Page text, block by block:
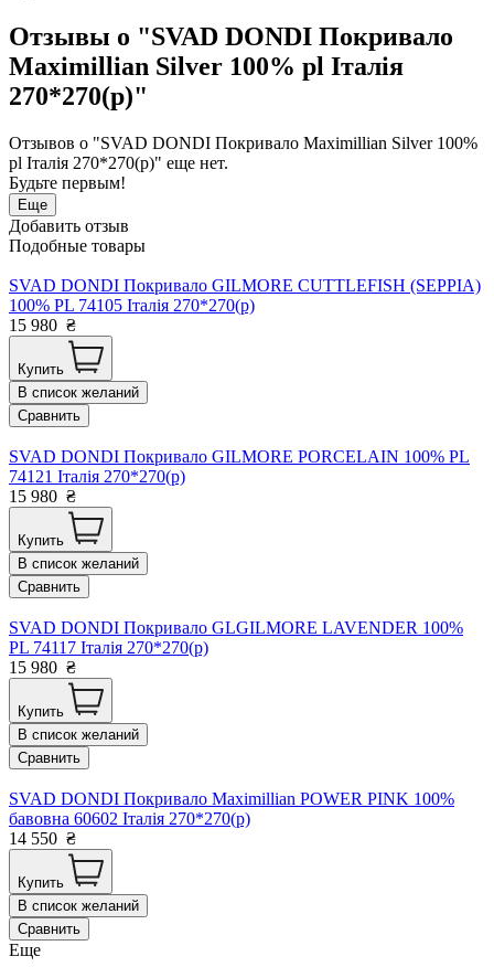
Отзывы о "SVAD DONDI Покривало
Maximillian Silver 100% pl Італія
270*270(р)"
Отзывов о "SVAD DONDI Покривало Maximillian Silver 100%
pl Італія 270*270(р)" еще нет.
Будьте первым!
Еще
Добавить отзыв
Подобные товары
SVAD DONDI Покривало GILMORE CUTTLEFISH (SEPPIA)
100% PL 74105 Італія 270*270(р)
15 980 ₴
Купить
В список желаний
Сравнить
SVAD DONDI Покривало GILMORE PORCELAIN 100% PL
74121 Італія 270*270(р)
15 980 ₴
Купить
В список желаний
Сравнить
SVAD DONDI Покривало GLGILMORE LAVENDER 100%
PL 74117 Італія 270*270(р)
15 980 ₴
Купить
В список желаний
Сравнить
SVAD DONDI Покривало Maximillian POWER PINK 100%
бавовна 60602 Італія 270*270(р)
14 550 ₴
Купить
В список желаний
Сравнить
Еще